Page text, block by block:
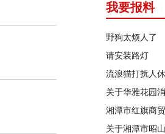
我要报料
野狗太烦人了
请安装路灯
流浪猫打扰人
关于华雅花园
关于湘潭市昭